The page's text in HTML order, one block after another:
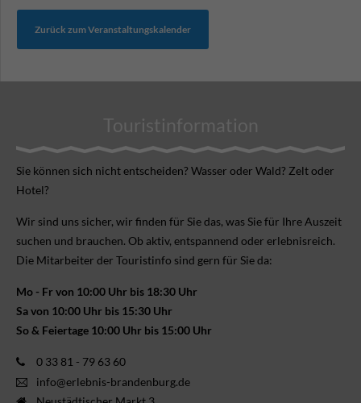
Zurück zum Veranstaltungskalender
Touristinformation
Sie können sich nicht ent­scheiden? Wasser oder Wald? Zelt oder
Hotel?
Wir sind uns sicher, wir finden für Sie das, was Sie für Ihre Aus­zeit
suchen und brauchen. Ob aktiv, ent­spannend oder erlebnis­reich.
Die Mitarbeiter der Touristinfo sind gern für Sie da:
Mo - Fr von 10:00 Uhr bis 18:30 Uhr
Sa von 10:00 Uhr bis 15:30 Uhr
So & Feiertage 10:00 Uhr bis 15:00 Uhr
0 33 81 - 79 63 60
info@erlebnis-brandenburg.de